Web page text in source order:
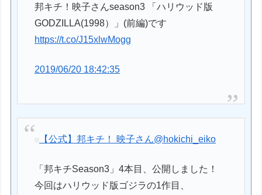
邦キチ！映子さんseason3 「ハリウッド版
GODZILLA(1998）」(前編)です
https://t.co/J15xlwMogg
2019/06/20 18:42:35
【公式】邦キチ！ 映子さん@hokichi_eiko
「邦キチSeason3」4本目、公開しました！
今回はハリウッド版ゴジラの1作目、